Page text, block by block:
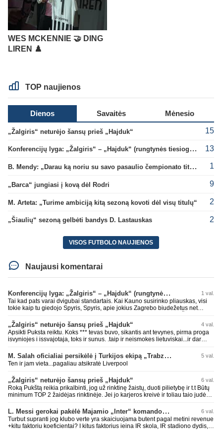
WES MCKENNIE 🤝 DING
LIREN ♟️
TOP naujienos
Dienos Savaitės Mėnesio
„Žalgiris“ neturėjo šansų prieš „Hajduk“ 15
Konferencijų lyga: „Žalgiris“ – „Hajduk“ (rungtynės tiesiogiai) 13
B. Mendy: „Darau ką noriu su savo pasaulio čempionato titulu“ 1
„Barca“ jungiasi į kovą dėl Rodri 9
M. Arteta: „Turime ambiciją kitą sezoną kovoti dėl visų titulų“ 2
„Šiaulių“ sezoną gelbėti bandys D. Lastauskas 2
VISOS FUTBOLO NAUJIENOS
Naujausi komentarai
Konferencijų lyga: „Žalgiris“ – „Hajduk“ (rungtynės tiesiogiai) 1 val.
Tai kad pats varai dvigubai standartais. Kai Kauno susirinko pliauskas, visi
tokie kaip tu giedojo Spyris, Spyris, apie jokius Zagrebo biudežetus net
daug didesnis. Tfu ant tokių.
„Žalgiris“ neturėjo šansų prieš „Hajduk“ 4 val.
Apsikti Puksta reiktu. Koks *** tevas buvo, sikantis ant tevynes, pirma proga
isvyniojes i issvajotaja, toks ir sunus. .taip ir neismokes lietuviskai...ir dar
laurynas ikalbins
M. Salah oficialiai persikėlė į Turkijos ekipą „Trabzonspor“ 5 val.
Ten ir jam vieta...pagaliau atsikratė Liverpool
„Žalgiris“ neturėjo šansų prieš „Hajduk“ 6 val.
Roką Pukštą reikia prikalbinti, jog už rinktinę žaistų, duoti pilietybę ir t.t Būtų
minimum TOP 2 žaidėjas rinktinėje. Jei jo karjeros kreivė ir toliau taio judės,
L. Messi gerokai pakėlė Majamio „Inter“ komandos vertę 6 val.
Turbut supranti jog klubo verte yra skaiciuojama butent pagal metini revenue
+kitu faktoriu koeficientai? I kitus faktorius ieina IR skola, IR stadiono dydis,